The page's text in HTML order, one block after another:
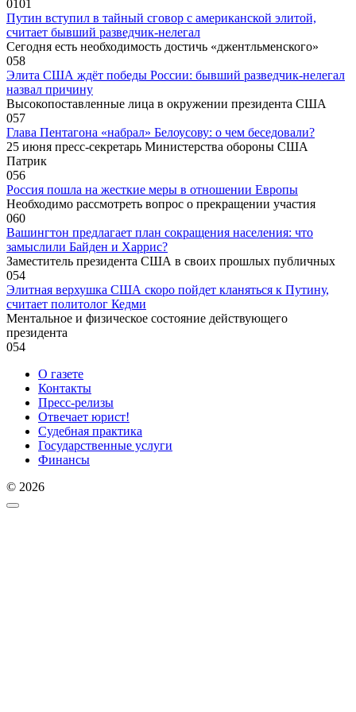
0101
Путин вступил в тайный сговор с американской элитой,
считает бывший разведчик-нелегал
Сегодня есть необходимость достичь «джентльменского»
058
Элита США ждёт победы России: бывший разведчик-нелегал
назвал причину
Высокопоставленные лица в окружении президента США
057
Глава Пентагона «набрал» Белоусову: о чем беседовали?
25 июня пресс-секретарь Министерства обороны США
Патрик
056
Россия пошла на жесткие меры в отношении Европы
Необходимо рассмотреть вопрос о прекращении участия
060
Вашингтон предлагает план сокращения населения: что
замыслили Байден и Харрис?
Заместитель президента США в своих прошлых публичных
054
Элитная верхушка США скоро пойдет кланяться к Путину,
считает политолог Кедми
Ментальное и физическое состояние действующего
президента
054
О газете
Контакты
Пресс-релизы
Отвечает юрист!
Судебная практика
Государственные услуги
Финансы
© 2026